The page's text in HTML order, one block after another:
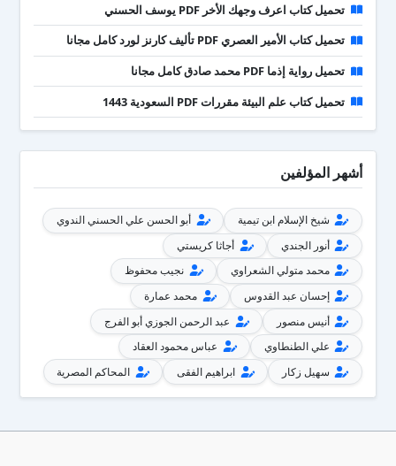
تحميل كتاب اعرف وجهك الأخر PDF يوسف الحسني
تحميل كتاب الأمير العصري PDF تأليف كارنز لورد كامل مجانا
تحميل رواية إذما PDF محمد صادق كامل مجانا
تحميل كتاب علم البيئة مقررات PDF السعودية 1443
أشهر المؤلفين
شيخ الإسلام ابن تيمية
أبو الحسن علي الحسني الندوي
أنور الجندي
أجاثا كريستي
محمد متولي الشعراوي
نجيب محفوظ
إحسان عبد القدوس
محمد عمارة
أنيس منصور
عبد الرحمن الجوزي أبو الفرج
علي الطنطاوي
عباس محمود العقاد
سهيل زكار
ابراهيم الفقى المحاكم المصرية